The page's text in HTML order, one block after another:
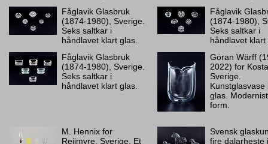
Fåglavik Glasbruk
(1874-1980), Sverige.
Seks saltkar i
håndlavet klart glas.
Fåglavik
(1874-1980),
Seks saltkar i
håndlavet klart
Fåglavik Glasbruk
(1874-1980), Sverige.
Seks saltkar i
håndlavet klart glas.
Göran Wärff
2022) for
Sverige.
Kunstglasvase
glas.
form.
M. Hennix for
Reijmyre, Sverige. Et
Svensk
fire dalarheste